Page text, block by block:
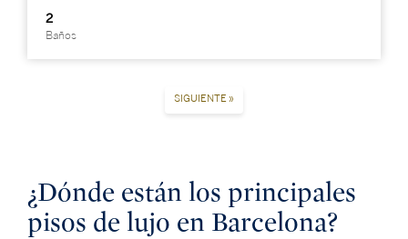
2
Baños
SIGUIENTE »
¿Dónde están los principales
pisos de lujo en Barcelona?